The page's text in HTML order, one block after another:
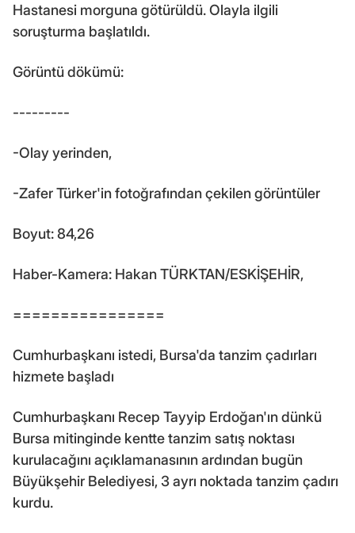
Hastanesi morguna götürüldü. Olayla ilgili
soruşturma başlatıldı.
Görüntü dökümü:
---------
-Olay yerinden,
-Zafer Türker'in fotoğrafından çekilen görüntüler
Boyut: 84,26
Haber-Kamera: Hakan TÜRKTAN/ESKİŞEHİR,
================
Cumhurbaşkanı istedi, Bursa'da tanzim çadırları
hizmete başladı
Cumhurbaşkanı Recep Tayyip Erdoğan'ın dünkü
Bursa mitinginde kentte tanzim satış noktası
kurulacağını açıklamanasının ardından bugün
Büyükşehir Belediyesi, 3 ayrı noktada tanzim çadırı
kurdu.